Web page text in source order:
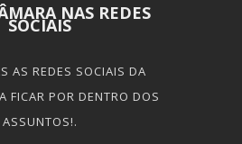
NAS REDES
SOCIAIS
AS REDES SOCIAIS DA
FICAR POR DENTRO DOS
ASSUNTOS!.